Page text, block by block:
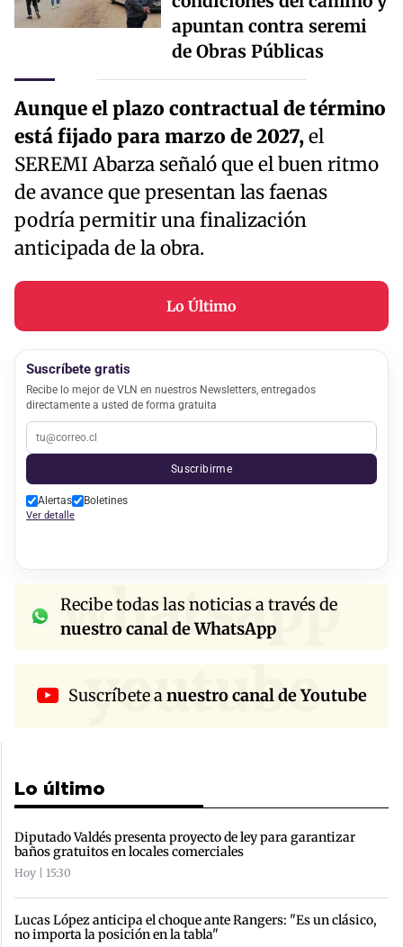
apuntan contra seremi
de Obras Públicas
Aunque el plazo contractual de término
está fijado para marzo de 2027,el
SEREMI Abarza señaló que el buen ritmo
de avance que presentan las faenas
podría permitir una finalización
anticipada de la obra.
Lo Último
Suscríbete gratis
Recibe lo mejor de VLN en nuestros Newsletters, entregados
directamente a usted de forma gratuita
Suscribirme
Alertas Boletines
Ver detalle
whatsapp
Recibe todas las noticias a través de
nuestro canal de WhatsApp
youtube
Suscríbete anuestro canal de Youtube
Lo último
Diputado Valdés presenta proyecto de ley para garantizar
baños gratuitos en locales comerciales
Hoy | 15:30
Lucas López anticipa el choque ante Rangers: "Es un clásico,
no importa la posición en la tabla"